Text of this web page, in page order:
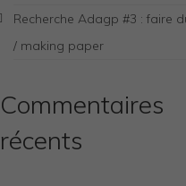
Recherche Adagp #3 : faire
/ making paper
Commentaires
récents